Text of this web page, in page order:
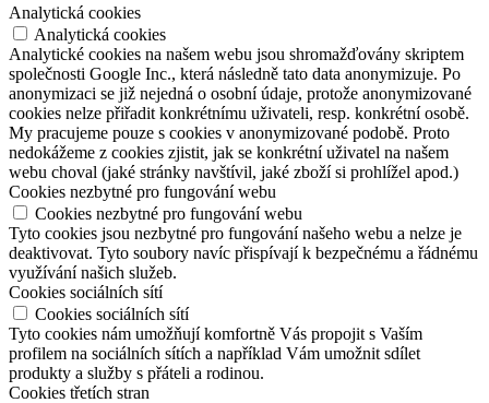
Analytická cookies
Analytická cookies
Analytické cookies na našem webu jsou shromažďovány skriptem
společnosti Google Inc., která následně tato data anonymizuje. Po
anonymizaci se již nejedná o osobní údaje, protože anonymizované
cookies nelze přiřadit konkrétnímu uživateli, resp. konkrétní osobě.
My pracujeme pouze s cookies v anonymizované podobě. Proto
nedokážeme z cookies zjistit, jak se konkrétní uživatel na našem
webu choval (jaké stránky navštívil, jaké zboží si prohlížel apod.)
Cookies nezbytné pro fungování webu
Cookies nezbytné pro fungování webu
Tyto cookies jsou nezbytné pro fungování našeho webu a nelze je
deaktivovat. Tyto soubory navíc přispívají k bezpečnému a řádnému
využívání našich služeb.
Cookies sociálních sítí
Cookies sociálních sítí
Tyto cookies nám umožňují komfortně Vás propojit s Vaším
profilem na sociálních sítích a například Vám umožnit sdílet
produkty a služby s přáteli a rodinou.
Cookies třetích stran